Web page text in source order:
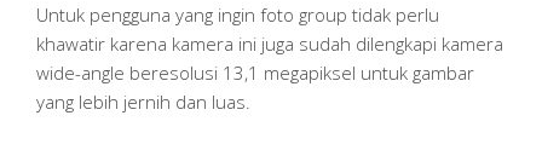
Untuk pengguna yang ingin foto group tidak perlu
khawatir karena kamera ini juga sudah dilengkapi kamera
wide-angle beresolusi 13,1 megapiksel untuk gambar
yang lebih jernih dan luas.